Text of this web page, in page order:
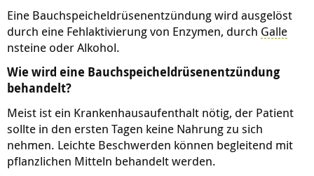
Eine Bauchspeicheldrüsenentzündung wird ausgelöst
durch eine Fehlaktivierung von Enzymen, durch Galle
nsteine oder Alkohol.
Wie wird eine Bauchspeicheldrüsenentzündung
behandelt?
Meist ist ein Krankenhausaufenthalt nötig, der Patient
sollte in den ersten Tagen keine Nahrung zu sich
nehmen. Leichte Beschwerden können begleitend mit
pflanzlichen Mitteln behandelt werden.